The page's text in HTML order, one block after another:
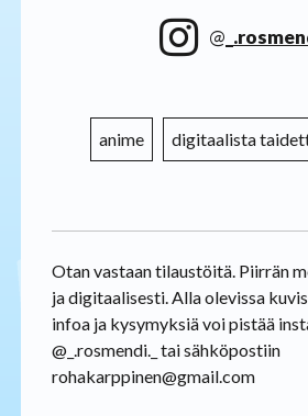
@
anime digitaalista
Otan vastaan tilaustöitä. Piirrän
ja digitaalisesti. Alla olevissa
infoa ja kysymyksiä voi pistää
@_.rosmendi._ tai sähköpostiin
rohakarppinen@gmail.com